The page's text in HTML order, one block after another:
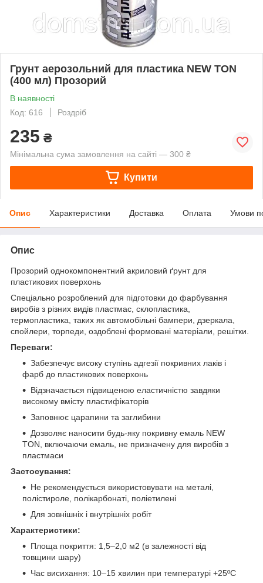
Грунт аерозольний для пластика NEW TON
(400 мл) Прозорий
В наявності
Код: 616
Роздріб
235 ₴
Мінімальна сума замовлення на сайті — 300 ₴
Купити
Опис Характеристики Доставка Оплата Умови
Опис
Прозорий однокомпонентний акриловий ґрунт для
пластикових поверхонь
Спеціально розроблений для підготовки до фарбування
виробів з різних видів пластмас, склопластика,
термопластика, таких як автомобільні бампери, дзеркала,
спойлери, торпеди, оздоблені формовані матеріали, решітки.
Переваги:
Забезпечує високу ступінь адгезії покривних лаків і
фарб до пластикових поверхонь
Відзначається підвищеною еластичністю завдяки
високому вмісту пластифікаторів
Заповнює царапини та заглибини
Дозволяє наносити будь-яку покривну емаль NEW
TON, включаючи емаль, не призначену для виробів з
пластмаси
Застосування:
Не рекомендується використовувати на металі,
полістироле, полікарбонаті, поліетилені
Для зовнішніх і внутрішніх робіт
Характеристики:
Площа покриття: 1,5–2,0 м2 (в залежності від
товщини шару)
Час висихання: 10–15 хвилин при температурі +25ºС